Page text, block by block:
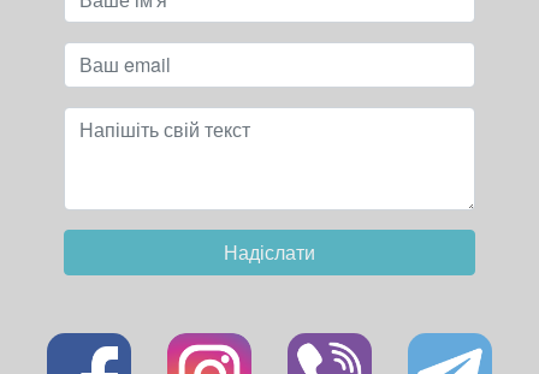
Надіслати